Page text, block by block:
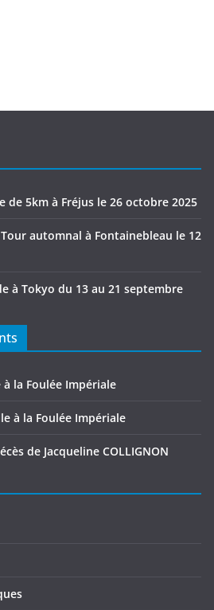
de 5km à Fréjus le 26 octobre 2025
automnal à Fontainebleau le 12
à Tokyo du 13 au 21 septembre
à la Foulée Impériale
à la Foulée Impériale
de Jacqueline COLLIGNON